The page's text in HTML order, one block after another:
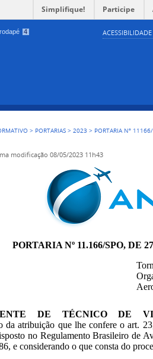
4 ACESSIBILIDADE
Simplifique! Participe
> PORTARIAS >2023 > PORTARIA Nº
modificação 08/05/2023 11h43
PORTARIA Nº 11.166/SPO, DE
DE TÉCNICO DE
da atribuição que lhe confere o art.
no Regulamento Brasileiro de
e considerando o que consta do